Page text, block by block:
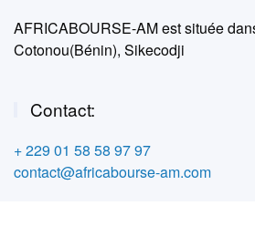
AFRICABOURSE-AM est située
Cotonou(Bénin), Sikecodji
Contact:
+ 229 01 58 58 97 97
contact@africabourse-am.com